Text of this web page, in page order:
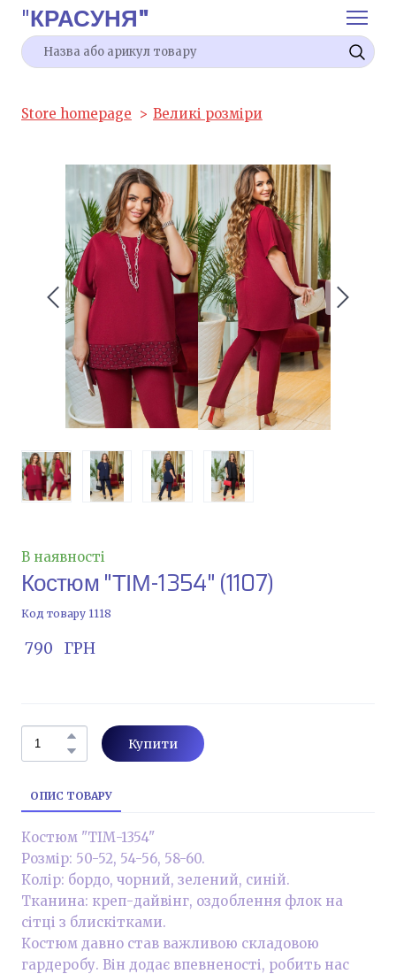
"КРАСУНЯ"
Store homepage Великі розміри
В наявності
Костюм "ТІМ-1354"(1107)
Код товару 1118
790   ГРН
Купити
ОПИС ТОВАРУ
Костюм "ТІМ-1354"
Розмір: 50-52, 54-56, 58-60.
Колір: бордо, чорний, зелений, синій.
Тканина: креп-дайвінг, оздоблення флок на
сітці з блискітками.
Костюм давно став важливою складовою
гардеробу. Він додає впевненості, робить нас